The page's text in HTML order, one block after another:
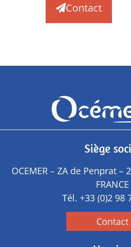
Contact
Siège
OCEMER – ZA de Penprat –
FRANCE
Tél. +33 (0)2 98
Contact